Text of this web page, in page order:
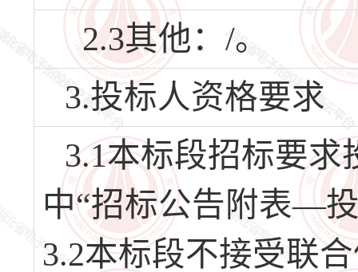
2.3其他：/。
3.投标人资格要求
3.1本标段招标要求
中“招标公告附表—
3.2本标段不接受联